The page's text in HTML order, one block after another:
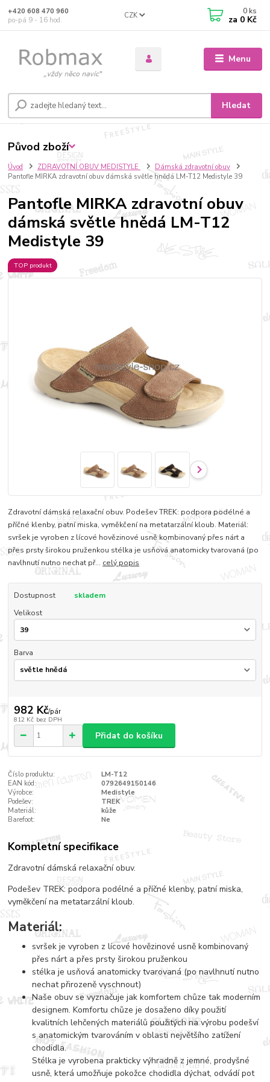
Menu
CZK
Hledat
+420 608 470 960
po-pá 9 - 16 hod.
0 ks
za 0 Kč
Úvod ZDRAVOTNÍ OBUV MEDISTYLE
Dámská zdravotní obuv
Pantofle MIRKA zdravotní obuv dámská světle hnědá LM-T12 Medistyle 39
Pantofle MIRKA zdravotní obuv
dámská světle hnědá LM-T12
Medistyle 39
TOP produkt
Zdravotní dámská relaxační obuv. Podešev TREK: podpora podélné a
příčné klenby, patní miska, vyměkčení na metatarzální kloub. Materiál:
svršek je vyroben z lícové hovězinové usně kombinovaný přes nárt a
přes prsty širokou pruženkou stélka je usňová anatomicky tvarovaná (po
navlhnutí nutno nechat př... celý popis
Dostupnost
skladem
Velikost
Barva
982 Kč/pár
812 Kč bez DPH
Přidat do košíku
Číslo produktu:
LM-T12
EAN kód:
0792649150146
Výrobce:
Medistyle
Podešev:
TREK
Materiál:
kůže
Barefoot:
Ne
Kompletní specifikace
Zdravotní dámská relaxační obuv.
Podešev TREK: podpora podélné a příčné klenby, patní miska,
vyměkčení na metatarzální kloub.
Materiál:
svršek je vyroben z lícové hovězinové usně kombinovaný
přes nárt a přes prsty širokou pruženkou
stélka je usňová anatomicky tvarovaná (po navlhnutí nutno
nechat přirozeně vyschnout)
Naše obuv se vyznačuje jak komfortem chůze tak moderním
designem. Komfortu chůze je dosaženo díky použití
kvalitních lehčených materiálů použitých na výrobu podešví
s anatomickým tvarováním v oblasti největšího zatížení
chodidla.
Stélka je vyrobena prakticky výhradně z jemné, prodyšné
usně, která umožňuje pokožce chodidla dýchat, odvádí pot
Původ zboží